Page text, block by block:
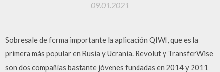
09.01.2021
Sobresale de forma importante la aplicación QIWI, que es la
primera más popular en Rusia y Ucrania. Revolut y TransferWise
son dos compañías bastante jóvenes fundadas en 2014 y 2011